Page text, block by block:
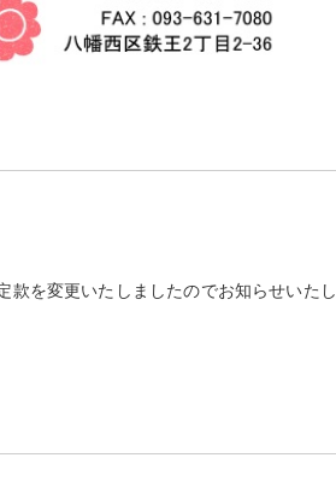
款を変更いたしましたのでお知らせいたし